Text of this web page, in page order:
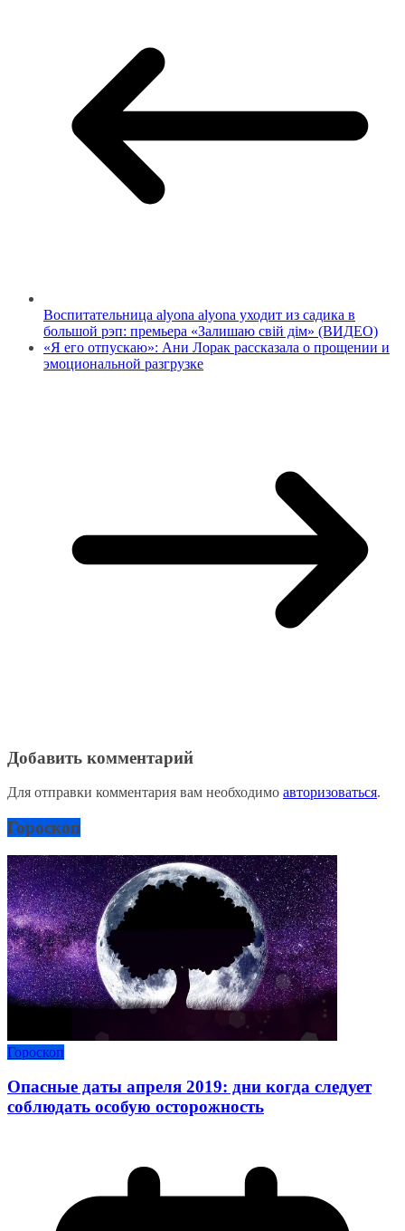
Воспитательница alyona alyona уходит из садика в
большой рэп: премьера «Залишаю свій дім» (ВИДЕО)
«Я его отпускаю»: Ани Лорак рассказала о прощении и
эмоциональной разгрузке
Добавить комментарий
Для отправки комментария вам необходимо авторизоваться.
Гороскоп
Гороскоп
Опасные даты апреля 2019: дни когда следует
соблюдать особую осторожность